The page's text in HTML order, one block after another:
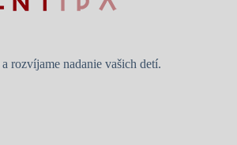
rozvíjame nadanie vašich detí.